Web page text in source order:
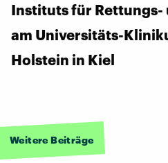
Instituts für
am Universitäts-
Holstein in Kiel
Weitere Beiträge